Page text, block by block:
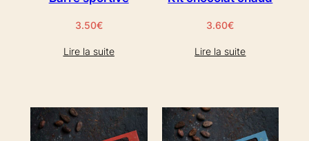
3.50€
Lire la suite
3.60€
Lire la suite